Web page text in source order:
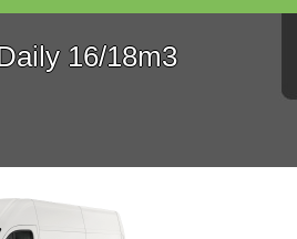
16/18m3